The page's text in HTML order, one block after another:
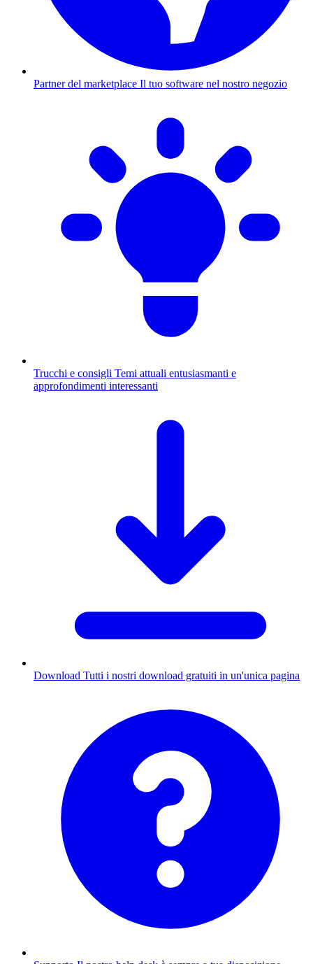
Partner del marketplace Il tuo software nel nostro negozio
Trucchi e consigli Temi attuali entusiasmanti e
approfondimenti interessanti
Download Tutti i nostri download gratuiti in un'unica pagina